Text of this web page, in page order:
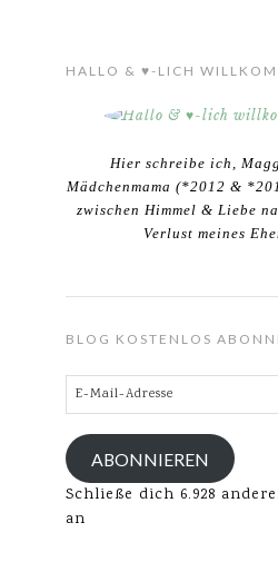
HALLO & ♥-LICH
Hier schreibe ich,
Mädchenmama (*2012 &
zwischen Himmel & Liebe
Verlust meines
BLOG KOSTENLOS
E-
Mail-
Adresse
ABONNIEREN
Schließe dich 6.928
an